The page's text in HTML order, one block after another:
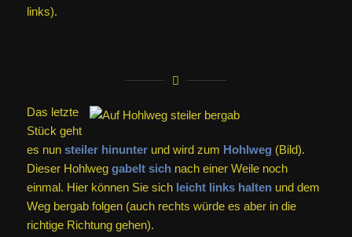
links).
Das letzte
Stück geht
es nun steiler hinunterund wird zum Hohlweg (Bild).
Dieser Hohlweg gabelt sichnach einer Weile noch
einmal. Hier können Sie sich leicht links haltenund dem
Weg bergab folgen (auch rechts würde es aber in die
richtige Richtung gehen).